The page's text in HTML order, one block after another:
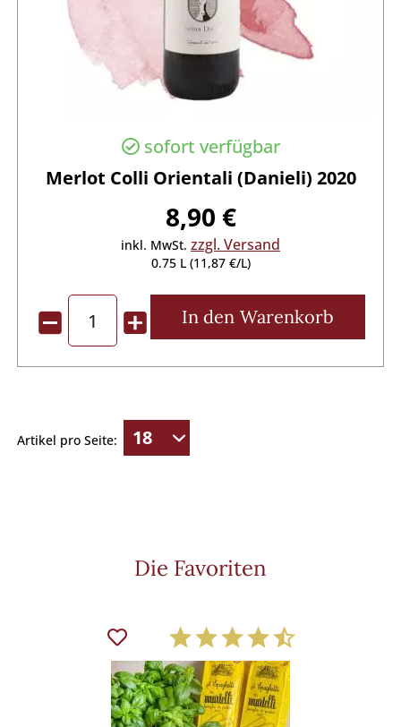
sofort verfügbar
Merlot Colli Orientali (Danieli) 2020
8,90 €
inkl. MwSt. zzgl. Versand
0.75 L (11,87 €/L)
In den Warenkorb
Artikel pro Seite:
Die Favoriten